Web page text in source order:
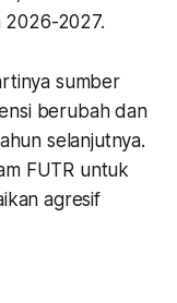
2026-2027.
sumber
berubah dan
selanjutnya.
FUTR untuk
agresif